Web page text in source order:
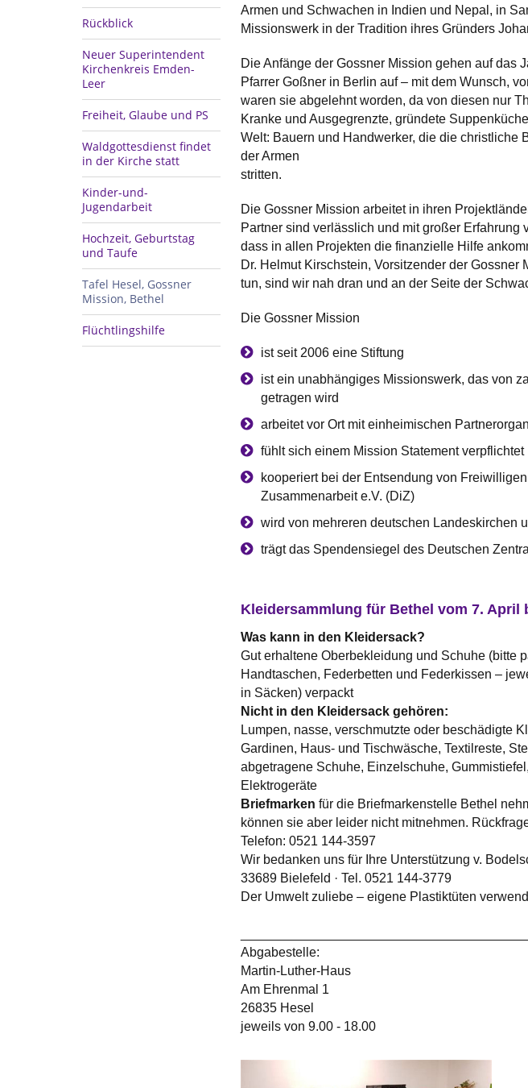
Rückblick
Neuer Superintendent
Kirchenkreis Emden-
Leer
Freiheit, Glaube und PS
Waldgottesdienst findet
in der Kirche statt
Kinder-und-
Jugendarbeit
Hochzeit, Geburtstag
und Taufe
Tafel Hesel, Gossner
Mission, Bethel
Flüchtlingshilfe
Armen und Schwachen in Indien und Nepal, in
Missionswerk in der Tradition ihres Gründers
Die Anfänge der Gossner Mission gehen auf das
Pfarrer Goßner in Berlin auf – mit dem Wunsch,
waren sie abgelehnt worden, da von diesen nur
Kranke und Ausgegrenzte, gründete
Welt: Bauern und Handwerker, die die christliche
der Armen
stritten.
Die Gossner Mission arbeitet in ihren
Partner sind verlässlich und mit großer
dass in allen Projekten die finanzielle Hilfe
Dr. Helmut Kirschstein, Vorsitzender der
tun, sind wir nah dran und an der Seite der
Die Gossner Mission
ist seit 2006 eine Stiftung
ist ein unabhängiges Missionswerk, das von
getragen wird
arbeitet vor Ort mit einheimischen
fühlt sich einem Mission Statement verpflichtet
kooperiert bei der Entsendung von
Zusammenarbeit e.V. (DiZ)
wird von mehreren deutschen Landeskirchen
trägt das Spendensiegel des Deutschen
Kleidersammlung für Bethel vom 7. April
Was kann in den Kleidersack?
Gut erhaltene Oberbekleidung und Schuhe (bitte
Handtaschen, Federbetten und Federkissen –
in Säcken) verpackt
Nicht in den Kleidersack gehören:
Lumpen, nasse, verschmutzte oder beschädigte
Gardinen, Haus- und Tischwäsche, Textilreste,
abgetragene Schuhe, Einzelschuhe,
Elektrogeräte
Briefmarken für die Briefmarkenstelle Bethel
können sie aber leider nicht mitnehmen.
Telefon: 0521 144-3597
Wir bedanken uns für Ihre Unterstützung v.
33689 Bielefeld · Tel. 0521 144-3779
Der Umwelt zuliebe – eigene Plastiktüten
Abgabestelle:
Martin-Luther-Haus
Am Ehrenmal 1
26835 Hesel
jeweils von 9.00 - 18.00